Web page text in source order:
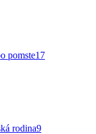
pomste17
rodina9